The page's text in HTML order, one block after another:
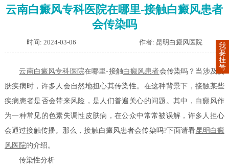
云南白癜风专科医院在哪里-接触白癜风患者
会传染吗
时间: 2024-03-06 作者: 昆明白癜风医院
云南白癜风专科医院在哪里-接触白癜风患者会传染吗？当涉及皮
肤疾病时，许多人会自然地担心其传染性。在这种背景下，接触某些
疾病患者是否会带来风险，是人们普遍关心的问题。其中，白癜风作
为一种常见的色素失调性皮肤病，在公众中常常被误解，许多人担心
会通过接触传播。那么，接触白癜风患者会传染吗?下面请看昆明白癜
风医院的介绍。
传染性分析
我
要
挂
号